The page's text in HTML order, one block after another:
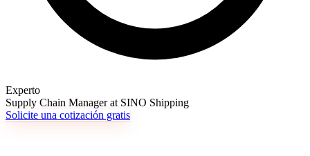
Experto
Supply Chain Manager at SINO Shipping
Solicite una cotización gratis